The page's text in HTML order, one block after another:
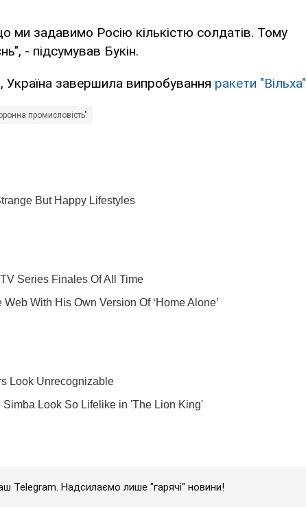
ми задавимо Росію кількістю солдатів. Тому
- підсумував Букін.
, Україна завершила випробування ракети "Вільха"
промисловість"
Telegram. Надсилаємо лише "гарячі" новини!